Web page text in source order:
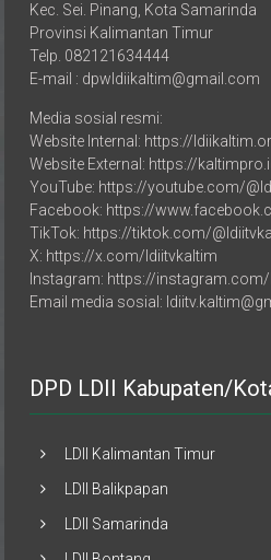
Provinsi Kalimantan Timur
Telp. 082121634444
E-mail : dpwldiikaltim@gmail.com
Website Internal: https://
Website External: https://
YouTube: https://youtube.com/
Facebook: https://
TikTok: https://tiktok.com/
X: https://x.com/ldiitvkaltim
Instagram: https://instagram.com/
Email media sosial:
LDII Samarinda